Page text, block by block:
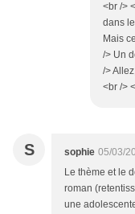
<br />
dans
Mais
/> Un
/>
<br />
S sophie 05/03/
Le thème et le
roman
une